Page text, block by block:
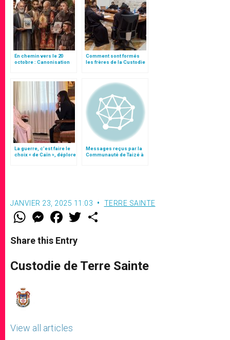
En chemin vers le 20
octobre : Canonisation
Comment sont formés
les frères de la Custodie
La guerre, c’est faire le
choix « de Caïn », déplore
Messages reçus par la
Communauté de Taizé à
JANVIER 23, 2025 11:03 TERRE SAINTE
W
t
s
p
p
M
e
s
e
g
e
F
a
e
b
o
k
w
r
Share this Entry
Custodie de Terre Sainte
View all articles